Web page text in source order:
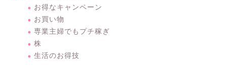
お得なキャンペーン
お買い物
専業主婦でもプチ稼ぎ
株
生活のお得技